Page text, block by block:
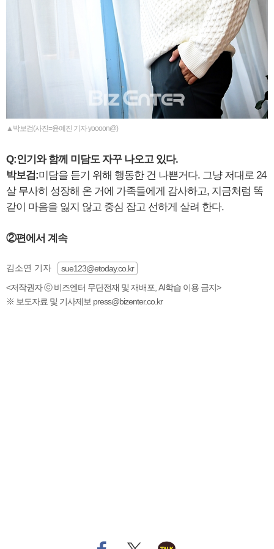
▲박보검(사진=윤예진 기자 yoooon@)
Q:인기와 함께 미담도 자꾸 나오고 있다.
박보검:미담을 듣기 위해 행동한 건 나쁜거다. 그냥 저대로 24
살 무사히 성장해 온 거에 가족들에게 감사하고, 지금처럼 똑
같이 마음을 잃지 않고 중심 잡고 선하게 살려 한다.
②편에서 계속
김소연 기자
sue123@etoday.co.kr
<저작권자 ⓒ 비즈엔터 무단전재 및 재배포, AI학습 이용 금지>
※ 보도자료 및 기사제보 press@bizenter.co.kr